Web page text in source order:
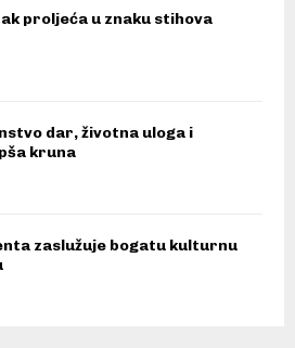
proljeća u znaku stihova
dar, životna uloga i
kruna
zaslužuje bogatu kulturnu